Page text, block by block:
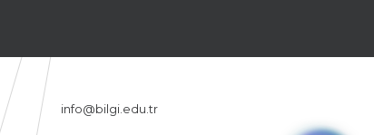
info@bilgi.edu.tr